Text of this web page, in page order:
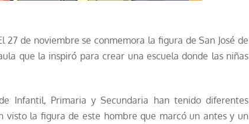
de noviembre se conmemora la figura de San José de
que la inspiró para crear una escuela donde las niñas
Infantil, Primaria y Secundaria han tenido diferentes
visto la figura de este hombre que marcó un antes y un